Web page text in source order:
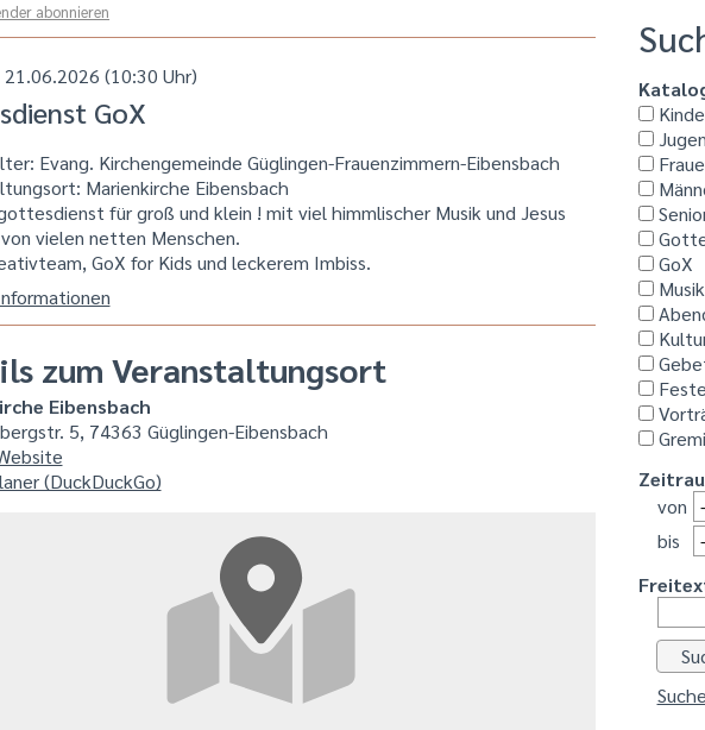
GoX
von
bis
abonnieren
21.06.2026 (10:30 Uhr)
GoX
Evang. Kirchengemeinde Güglingen-Frauenzimmern-Eibensbach
Marienkirche Eibensbach
für groß und klein ! mit viel himmlischer Musik und Jesus
vielen netten Menschen.
GoX for Kids und leckerem Imbiss.
zum Veranstaltungsort
Eibensbach
5, 74363 Güglingen-Eibensbach
(DuckDuckGo)